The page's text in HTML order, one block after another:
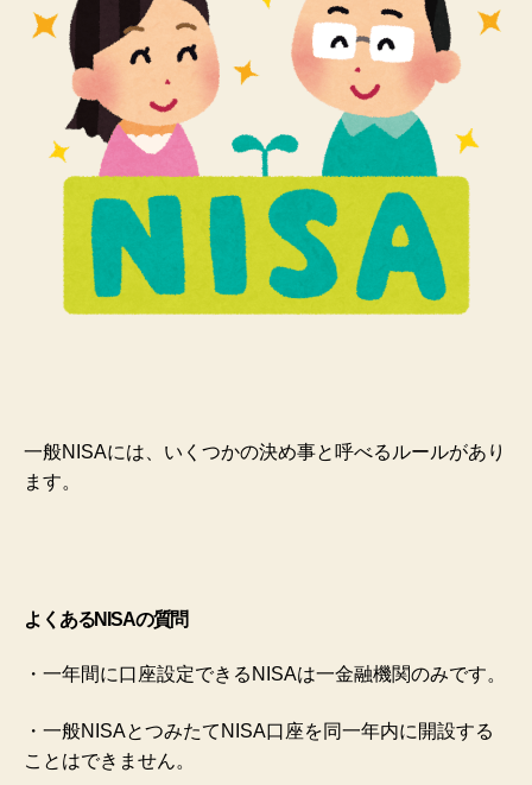
一般NISAには、いくつかの決め事と呼べるルールがあり
ます。
よくあるNISAの質問
・一年間に口座設定できるNISAは一金融機関のみです。
・一般NISAとつみたてNISA口座を同一年内に開設する
ことはできません。